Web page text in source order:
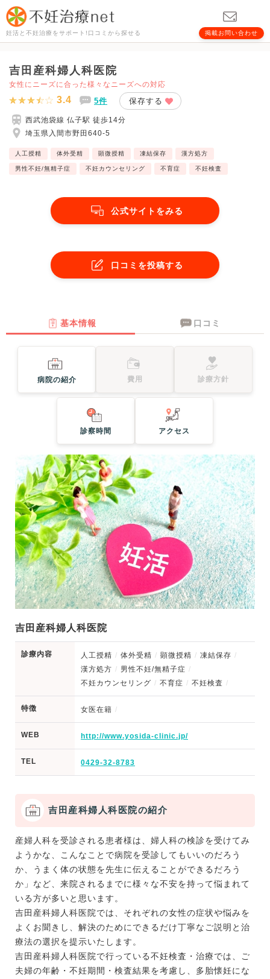
妊活と不妊治療をサポート!口コミから探せる 掲載お問い合わせ
吉田産科婦人科医院
女性にニーズに合った様々なニーズへの対応
3.4 5件 保存する
西武池袋線 仏子駅 徒歩14分
埼玉県入間市野田640-5
人工授精 体外受精 顕微授精 凍結保存 漢方処方
男性不妊/無精子症 不妊カウンセリング 不育症 不妊検査
公式サイトをみる
口コミを投稿する
基本情報 口コミ
病院の紹介 費用 診療方針
診察時間 アクセス
吉田産科婦人科医院
診療内容 人工授精 体外受精 顕微授精
凍結保存
漢方処方
男性不妊/無精子症
不妊カウンセリング
不育症 不妊検査
特徴 女医在籍
WEB http://www.yosida-clinic.jp/
TEL 0429-32-8783
吉田産科婦人科医院の紹介
産婦人科を受診される患者様は、婦人科の検診を受けてみ
ようかな、こんなことで病院を受診してもいいのだろう
か、うまく体の状態を先生に伝えることができるだろう
か」など、来院されるまでに様々な不安を持って悩まれて
いる方が多いと思います。
吉田産科婦人科医院では、それぞれの女性の症状や悩みを
よくお聞きし、解決のためにできるだけ丁寧なご説明と治
療法の選択を提示いたします。
吉田産科婦人科医院で行っている不妊検査・治療では、ご
夫婦の年齢・不妊期間・検査結果を考慮し、多胎懐妊にな